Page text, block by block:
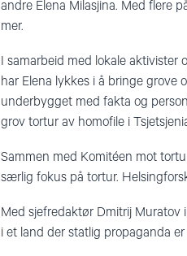
andre Elena Milasjina. Med flere
mer.
I samarbeid med lokale aktivister
har Elena lykkes i å bringe grove
underbygget med fakta og
grov tortur av homofile i
Sammen med Komitéen mot
særlig fokus på tortur.
Med sjefredaktør Dmitrij Muratov
i et land der statlig propaganda